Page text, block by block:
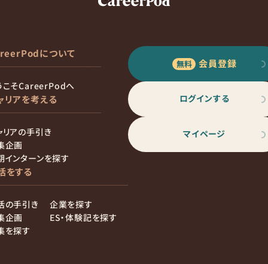
について
こそCareerPodへ
リアを考える
リアの手引き
企画
インターンを探す
をする
の手引き
企画
を探す
企業を探す
ES・体験記を探す
会員登録
ログインする
マイページ